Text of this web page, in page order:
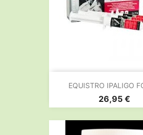
EQUISTRO IPALIGO
Prix
26,95 €